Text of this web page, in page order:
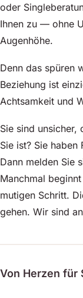
oder
Ihnen zu — ohne
Augenhöhe.
Denn das spüren
Beziehung ist
Achtsamkeit und
Sie sind unsicher,
Sie ist? Sie
Dann melden Sie
Manchmal
mutigen Schritt.
gehen. Wir sind
Von Herzen für